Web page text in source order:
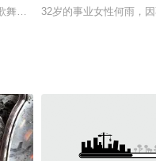
舞升平的背后正酝酿着一场血腥
32岁的事业女性何雨，